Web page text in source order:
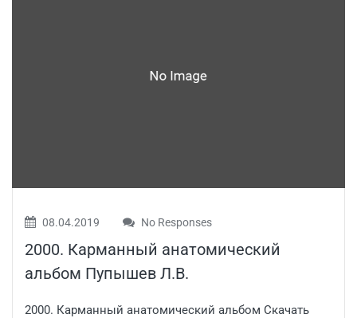
08.04.2019 No Responses
2000. Карманный анатомический
альбом Пупышев Л.В.
2000. Карманный анатомический альбом Скачать